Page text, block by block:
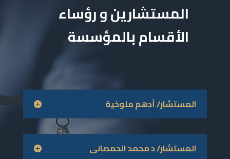
المستشارين و رؤساء
الأقسام بالمؤسسة
المستشار/ أدهم ملوخية
المستشار/ د محمد الحمصانى